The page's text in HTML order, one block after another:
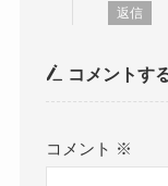
返信
コメントす
コメント ※